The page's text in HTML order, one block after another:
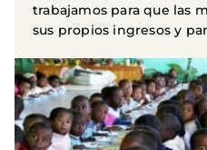
trabajamos para que las
sus propios ingresos y